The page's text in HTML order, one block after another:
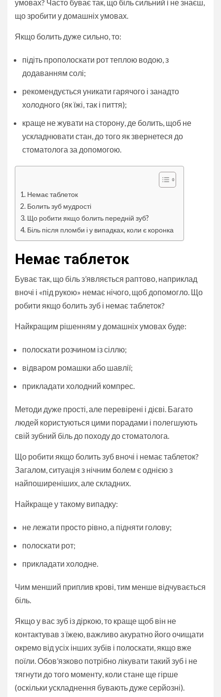
умовах? Часто буває так, що біль сильний і не знаєш,
що зробити у домашніх умовах.
Якщо болить дуже сильно, то:
підіть прополоскати рот теплою водою, з
додаванням солі;
рекомендується уникати гарячого і занадто
холодного (як їжі, так і пиття);
краще не жувати на сторону, де болить, щоб не
ускладнювати стан, до того як звернетеся до
стоматолога за допомогою.
Немає таблеток
Болить зуб мудрості
Що робити якщо болить передній зуб?
Біль після пломби і у випадках, коли є коронка
Немає таблеток
Буває так, що біль з’являється раптово, наприклад
вночі і «під рукою» немає нічого, щоб допомогло. Що
робити якщо болить зуб і немає таблеток?
Найкращим рішенням у домашніх умовах буде:
полоскати розчином із сіллю;
відваром ромашки або шавлії;
прикладати холодний компрес.
Методи дуже прості, але перевірені і дієві. Багато
людей користуються цими порадами і полегшують
свій зубний біль до походу до стоматолога.
Що робити якщо болить зуб вночі і немає таблеток?
Загалом, ситуація з нічним болем є однією з
найпоширеніших, але складних.
Найкраще у такому випадку:
не лежати просто рівно, а підняти голову;
полоскати рот;
прикладати холодне.
Чим менший приплив крові, тим менше відчувається
біль.
Якщо у вас зуб із діркою, то краще щоб він не
контактував з їжею, важливо акуратно його очищати
окремо від усіх інших зубів і полоскати, якщо вже
поїли. Обов’язково потрібно лікувати такий зуб і не
тягнути до того моменту, коли стане ще гірше
(оскільки ускладнення бувають дуже серйозні).